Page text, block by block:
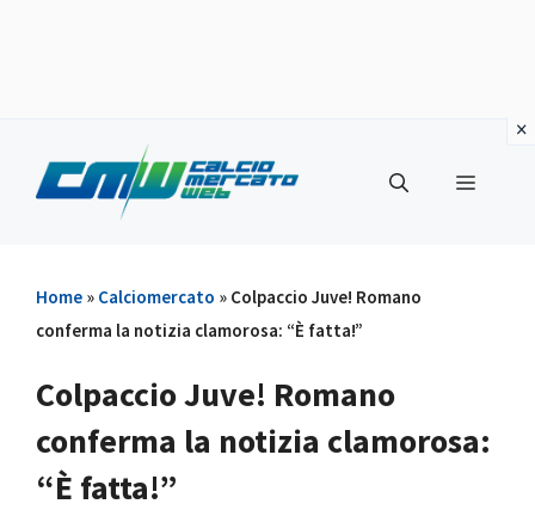
contenuto
Menu
Home » Calciomercato » Colpaccio Juve! Romano
conferma la notizia clamorosa: “È fatta!”
Colpaccio Juve! Romano
conferma la notizia clamorosa:
“È fatta!”